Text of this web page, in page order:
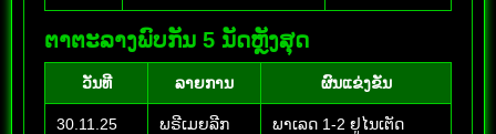
ຕາຕະລາງພົບກັນ 5 ນັດຫຼັງສຸດ
ວັນທີ ລາຍການ ຜົນແຂ່ງຂັນ
30.11.25 ພຣີເມຍລີກ ພາເລດ 1-2 ຢູໄນເຕັດ